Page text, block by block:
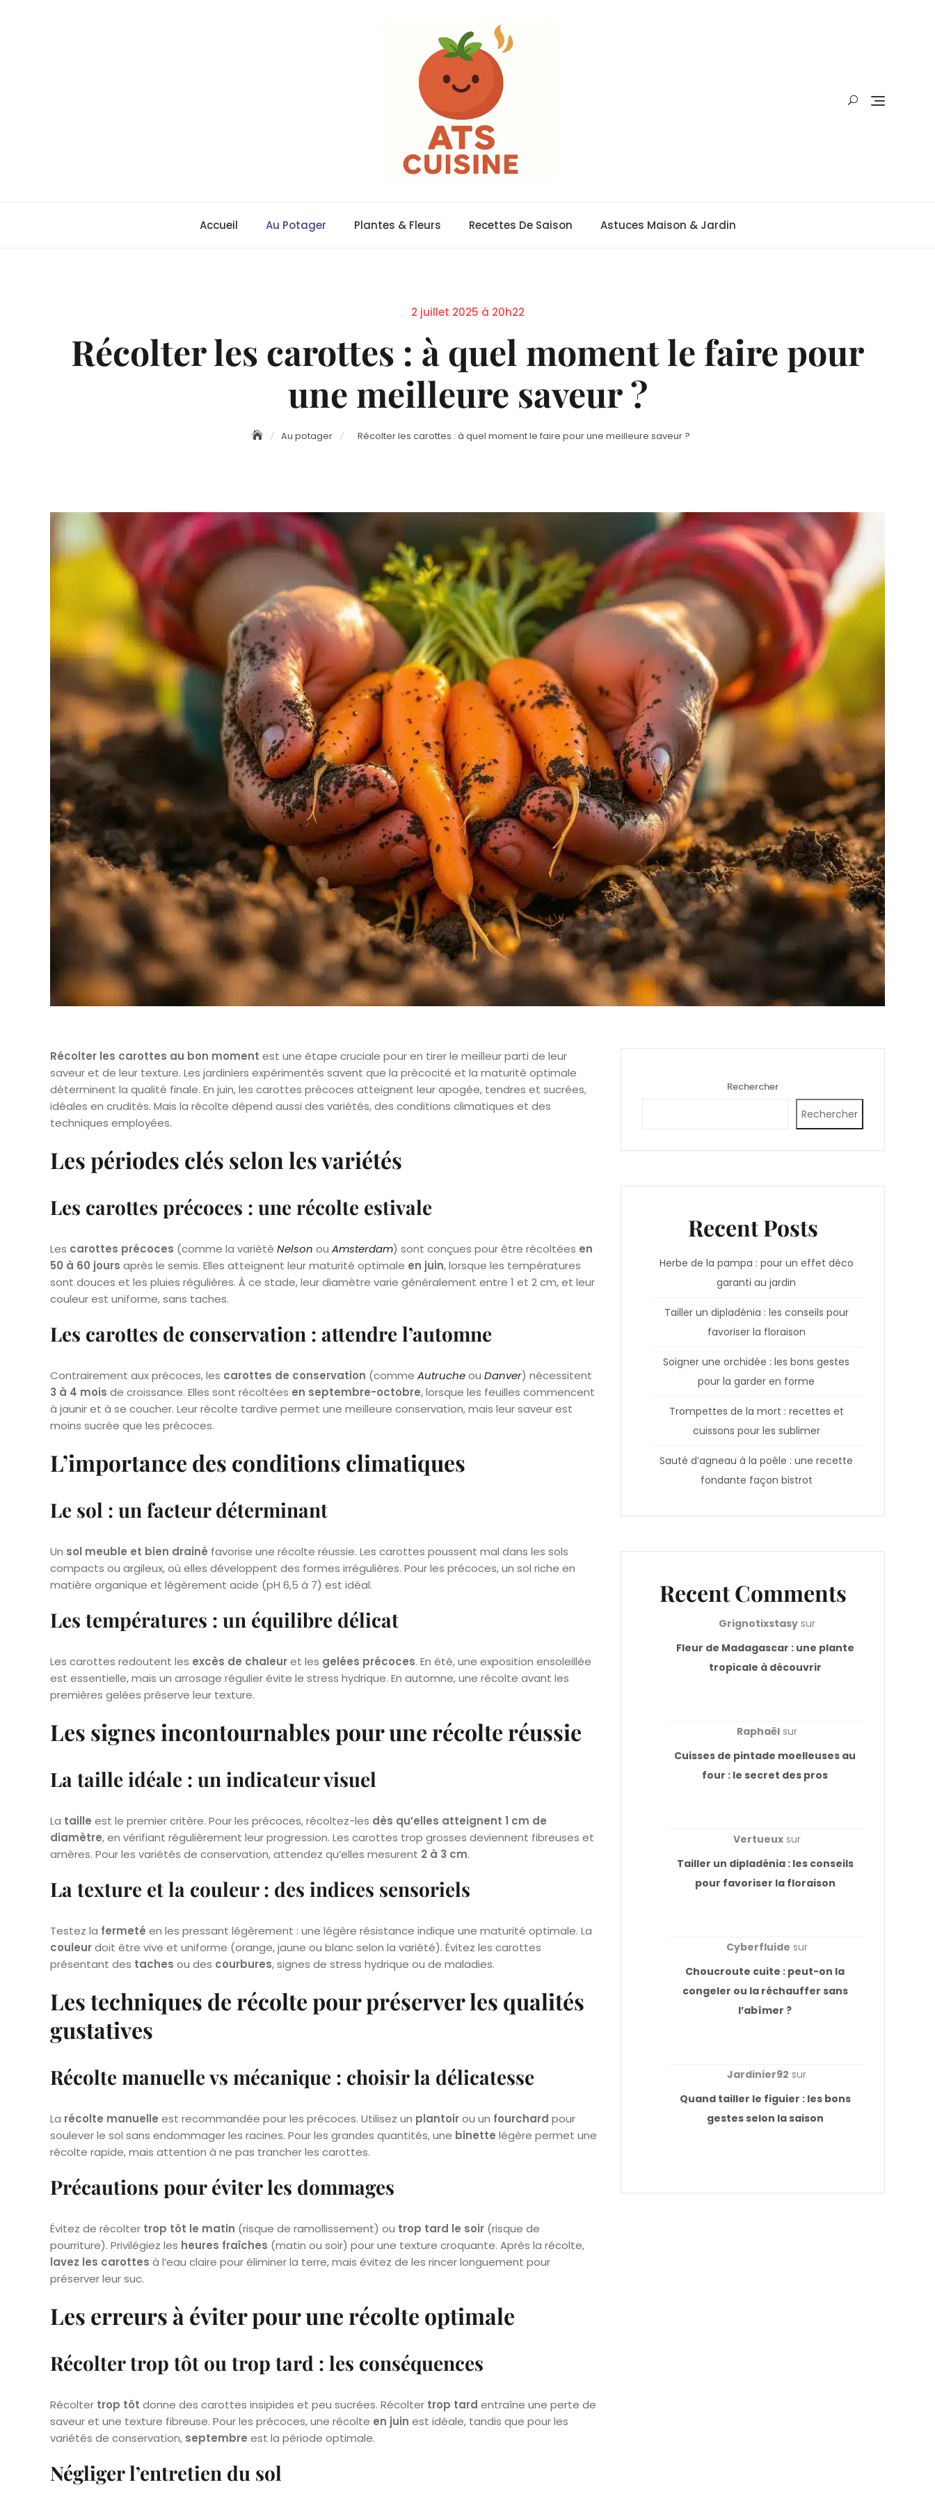
Accueil Au Potager Plantes & Fleurs Recettes De Saison Astuces Maison & Jardin
Posted
2 juillet 2025 à 20h22
Récolter les carottes : à quel moment le faire pour
une meilleure saveur ?
Au potager Récolter les carottes : à quel moment le faire pour une meilleure saveur ?
Récolter les carottes au bon moment est une étape cruciale pour en tirer le meilleur parti de leur
saveur et de leur texture. Les jardiniers expérimentés savent que la précocité et la maturité optimale
déterminent la qualité finale. En juin, les carottes précoces atteignent leur apogée, tendres et sucrées,
idéales en crudités. Mais la récolte dépend aussi des variétés, des conditions climatiques et des
techniques employées.
Les périodes clés selon les variétés
Les carottes précoces : une récolte estivale
Les carottes précoces (comme la variété Nelson ou Amsterdam) sont conçues pour être récoltées en
50 à 60 jours après le semis. Elles atteignent leur maturité optimale en juin, lorsque les températures
sont douces et les pluies régulières. À ce stade, leur diamètre varie généralement entre 1 et 2 cm, et leur
couleur est uniforme, sans taches.
Les carottes de conservation : attendre l’automne
Contrairement aux précoces, les carottes de conservation (comme Autrucheou Danver) nécessitent
3 à 4 mois de croissance. Elles sont récoltées en septembre-octobre, lorsque les feuilles commencent
à jaunir et à se coucher. Leur récolte tardive permet une meilleure conservation, mais leur saveur est
moins sucrée que les précoces.
L’importance des conditions climatiques
Le sol : un facteur déterminant
Un sol meuble et bien drainé favorise une récolte réussie. Les carottes poussent mal dans les sols
compacts ou argileux, où elles développent des formes irrégulières. Pour les précoces, un sol riche en
matière organique et légèrement acide (pH 6,5 à 7) est idéal.
Les températures : un équilibre délicat
Les carottes redoutent les excès de chaleuret les gelées précoces. En été, une exposition ensoleillée
est essentielle, mais un arrosage régulier évite le stress hydrique. En automne, une récolte avant les
premières gelées préserve leur texture.
Les signes incontournables pour une récolte réussie
La taille idéale : un indicateur visuel
La taille est le premier critère. Pour les précoces, récoltez-les dès qu’elles atteignent 1 cm de
diamètre, en vérifiant régulièrement leur progression. Les carottes trop grosses deviennent fibreuses et
amères. Pour les variétés de conservation, attendez qu’elles mesurent 2 à 3 cm.
La texture et la couleur : des indices sensoriels
Testez la fermeté en les pressant légèrement : une légère résistance indique une maturité optimale. La
couleurdoit être vive et uniforme (orange, jaune ou blanc selon la variété). Évitez les carottes
présentant des taches ou des courbures, signes de stress hydrique ou de maladies.
Les techniques de récolte pour préserver les qualités
gustatives
Récolte manuelle vs mécanique : choisir la délicatesse
La récolte manuelle est recommandée pour les précoces. Utilisez un plantoirou un fourchard pour
soulever le sol sans endommager les racines. Pour les grandes quantités, une binette légère permet une
récolte rapide, mais attention à ne pas trancher les carottes.
Précautions pour éviter les dommages
Évitez de récolter trop tôt le matin (risque de ramollissement) ou trop tard le soir (risque de
pourriture). Privilégiez les heures fraîches (matin ou soir) pour une texture croquante. Après la récolte,
lavez les carottes à l’eau claire pour éliminer la terre, mais évitez de les rincer longuement pour
préserver leur suc.
Les erreurs à éviter pour une récolte optimale
Récolter trop tôt ou trop tard : les conséquences
Récolter trop tôt donne des carottes insipides et peu sucrées. Récolter trop tard entraîne une perte de
saveur et une texture fibreuse. Pour les précoces, une récolte en juin est idéale, tandis que pour les
variétés de conservation, septembre est la période optimale.
Négliger l’entretien du sol
Rechercher
Rechercher
Recent Posts
Herbe de la pampa : pour un effet déco
garanti au jardin
Tailler un dipladénia : les conseils pour
favoriser la floraison
Soigner une orchidée : les bons gestes
pour la garder en forme
Trompettes de la mort : recettes et
cuissons pour les sublimer
Sauté d’agneau à la poêle : une recette
fondante façon bistrot
Recent Comments
Grignotixstasysur
Fleur de Madagascar : une plante
tropicale à découvrir
Raphaëlsur
Cuisses de pintade moelleuses au
four : le secret des pros
Vertueuxsur
Tailler un dipladénia : les conseils
pour favoriser la floraison
Cyberfluide sur
Choucroute cuite : peut-on la
congeler ou la réchauffer sans
l’abîmer ?
Jardinier92 sur
Quand tailler le figuier : les bons
gestes selon la saison